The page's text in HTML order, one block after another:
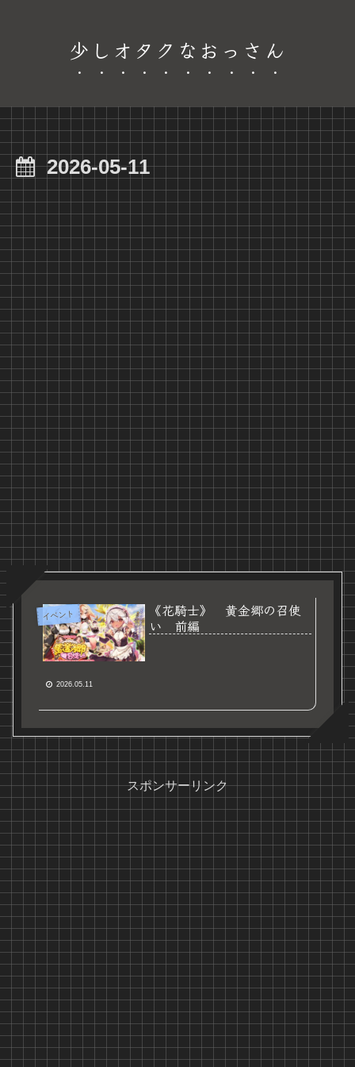
少しオタクなおっさん
2026-05-11
イベント
《花騎士》 黄金郷の召使
い 前編
2026.05.11
スポンサーリンク